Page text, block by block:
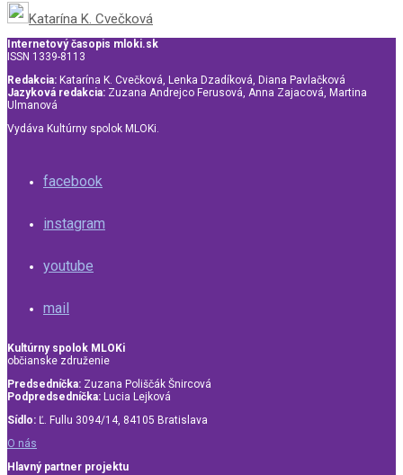
Katarína K. Cvečková
Internetový časopis mloki.sk
ISSN 1339-8113
Redakcia: Katarína K. Cvečková, Lenka Dzadíková, Diana Pavlačková
Jazyková redakcia: Zuzana Andrejco Ferusová, Anna Zajacová, Martina
Ulmanová
Vydáva Kultúrny spolok MLOKi.
facebook
instagram
youtube
mail
Kultúrny spolok MLOKi
občianske združenie
Predsedníčka: Zuzana Poliščák Šnircová
Podpredsedníčka: Lucia Lejková
Sídlo: Ľ. Fullu 3094/14, 84105 Bratislava
O nás
Hlavný partner projektu